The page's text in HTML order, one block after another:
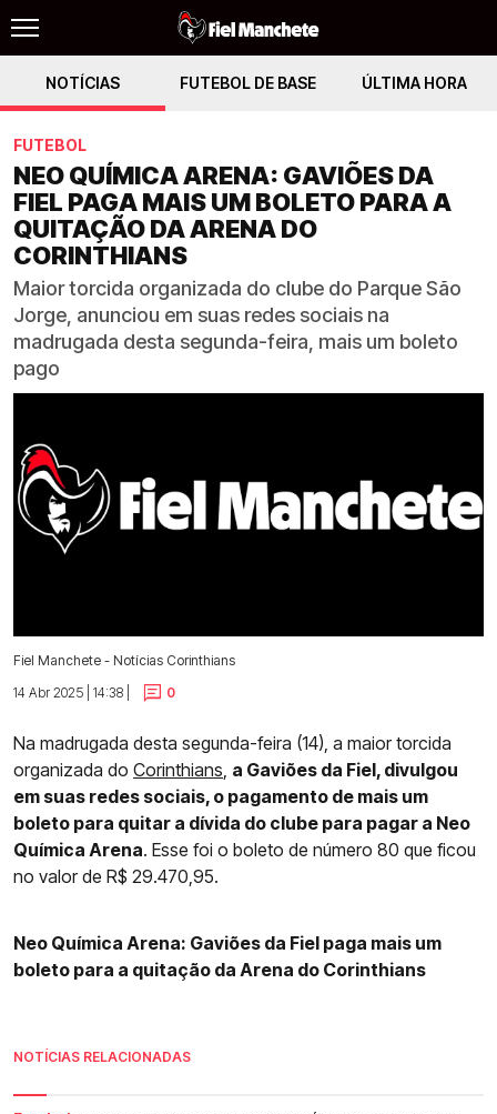
NOTÍCIAS FUTEBOL DE BASE ÚLTIMA HORA
FUTEBOL
NEO QUÍMICA ARENA: GAVIÕES DA
FIEL PAGA MAIS UM BOLETO PARA A
QUITAÇÃO DA ARENA DO
CORINTHIANS
Maior torcida organizada do clube do Parque São
Jorge, anunciou em suas redes sociais na
madrugada desta segunda-feira, mais um boleto
pago
Fiel Manchete - Notícias Corinthians
14 Abr 2025 | 14:38 |
0
Na madrugada desta segunda-feira (14), a maior torcida
organizada do Corinthians, a Gaviões da Fiel, divulgou
em suas redes sociais, o pagamento de mais um
boleto para quitar a dívida do clube para pagar a Neo
Química Arena. Esse foi o boleto de número 80 que ficou
no valor de R$ 29.470,95.
Neo Química Arena: Gaviões da Fiel paga mais um
boleto para a quitação da Arena do Corinthians
NOTÍCIAS RELACIONADAS